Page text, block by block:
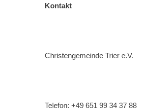
Kontakt
Christengemeinde Trier e.V.
Telefon: +49 651 99 34 37 88